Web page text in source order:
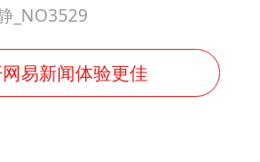
_NO3529
易新闻体验更佳